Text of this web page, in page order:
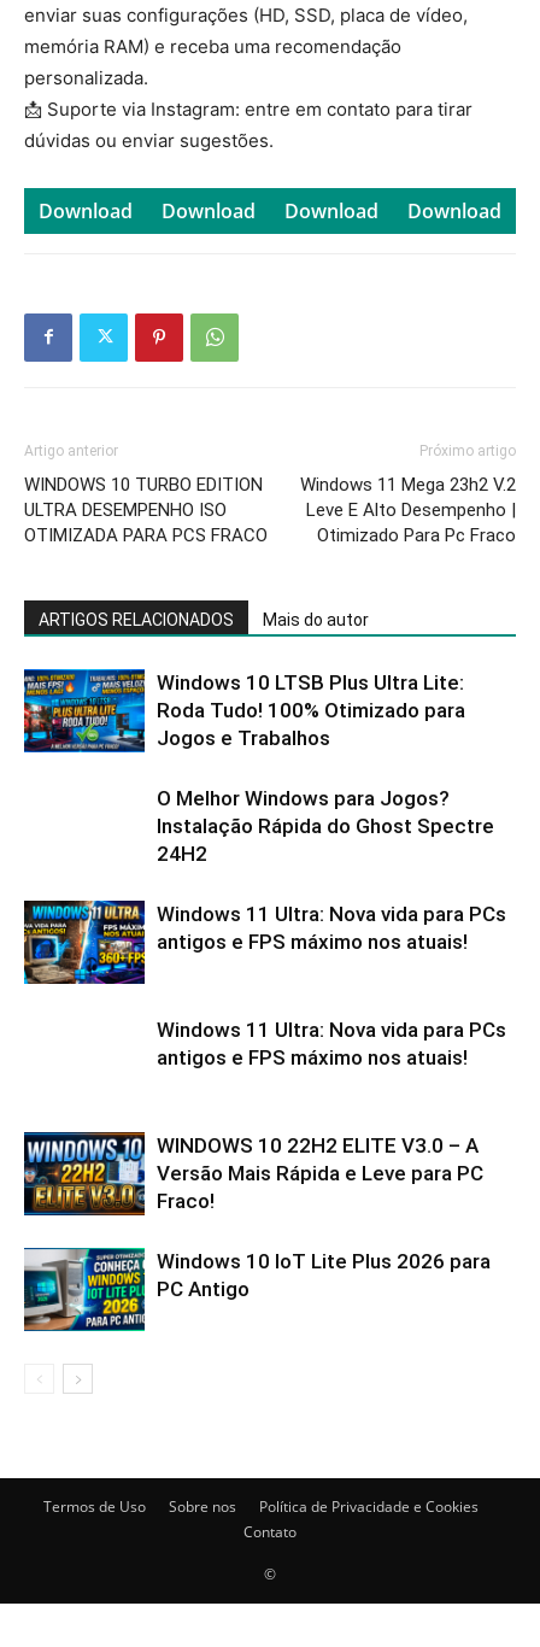
enviar suas configurações (HD, SSD, placa de vídeo,
memória RAM) e receba uma recomendação
personalizada.
📩 Suporte via Instagram: entre em contato para tirar
dúvidas ou enviar sugestões.
Download Download Download Download
Artigo anterior
WINDOWS 10 TURBO EDITION
ULTRA DESEMPENHO ISO
OTIMIZADA PARA PCS FRACO
Próximo artigo
Windows 11 Mega 23h2 V.2
Leve E Alto Desempenho |
Otimizado Para Pc Fraco
ARTIGOS RELACIONADOS Mais do autor
Windows 10 LTSB Plus Ultra Lite:
Roda Tudo! 100% Otimizado para
Jogos e Trabalhos
O Melhor Windows para Jogos?
Instalação Rápida do Ghost Spectre
24H2
Windows 11 Ultra: Nova vida para PCs
antigos e FPS máximo nos atuais!
Windows 11 Ultra: Nova vida para PCs
antigos e FPS máximo nos atuais!
WINDOWS 10 22H2 ELITE V3.0 – A
Versão Mais Rápida e Leve para PC
Fraco!
Windows 10 IoT Lite Plus 2026 para
PC Antigo
Termos de Uso Sobre nos
Política de Privacidade e Cookies
Contato
©